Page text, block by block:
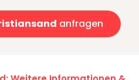
anfragen